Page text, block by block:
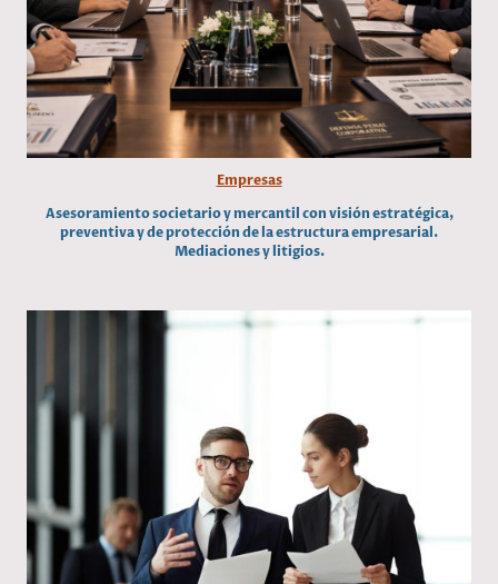
Empresas
Asesoramiento societario y mercantil con visión estratégica,
preventiva y de protección de la estructura empresarial.
Mediaciones y litigios.